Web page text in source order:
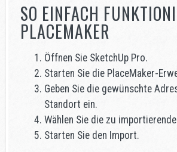
SO EINFACH
PLACEMAKER
Öffnen Sie SketchUp Pro.
Starten Sie die PlaceMaker-
Geben Sie die gewünschte
Standort ein.
Wählen Sie die zu
Starten Sie den Import.